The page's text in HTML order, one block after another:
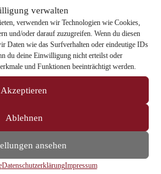
verwalten
verwenden wir Technologien wie Cookies,
und/oder darauf zuzugreifen. Wenn du diesen
Daten wie das Surfverhalten oder eindeutige IDs
du deine Einwilligung nicht erteilst oder
und Funktionen beeinträchtigt werden.
Akzeptieren
Ablehnen
ansehen
DatenschutzerklärungImpressum
Warenkorb
Dosen-Lakritz
Lakritz-Pastillen